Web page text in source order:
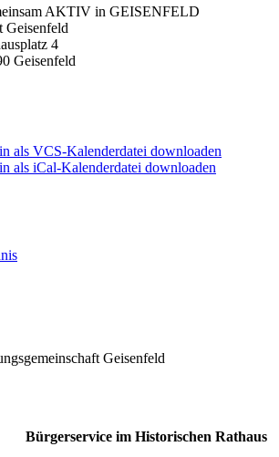
AKTIV in GEISENFELD
Geisenfeld
4
Geisenfeld
als VCS-Kalenderdatei downloaden
als iCal-Kalenderdatei downloaden
Geisenfeld
Bürgerservice im Historischen Rathaus